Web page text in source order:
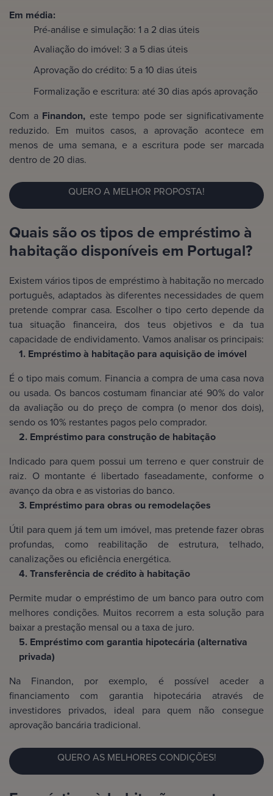
Em média:
Pré-análise e simulação: 1 a 2 dias úteis
Avaliação do imóvel: 3 a 5 dias úteis
Aprovação do crédito: 5 a 10 dias úteis
Formalização e escritura: até 30 dias após aprovação
Com aFinandon, este tempo pode ser significativamente
reduzido. Em muitos casos, a aprovação acontece em
menos de uma semana, e a escritura pode ser marcada
dentro de 20 dias.
QUERO A MELHOR PROPOSTA!
Quais são os tipos de empréstimo à
habitação disponíveis em Portugal?
Existem vários tipos de empréstimo à habitação no mercado
português, adaptados às diferentes necessidades de quem
pretende comprar casa. Escolher o tipo certo depende da
tua situação financeira, dos teus objetivos e da tua
capacidade de endividamento. Vamos analisar os principais:
1. Empréstimo à habitação para aquisição de imóvel
É o tipo mais comum. Financia a compra de uma casa nova
ou usada. Os bancos costumam financiar até 90% do valor
da avaliação ou do preço de compra (o menor dos dois),
sendo os 10% restantes pagos pelo comprador.
2. Empréstimo para construção de habitação
Indicado para quem possui um terreno e quer construir de
raiz. O montante é libertado faseadamente, conforme o
avanço da obra e as vistorias do banco.
3. Empréstimo para obras ou remodelações
Útil para quem já tem um imóvel, mas pretende fazer obras
profundas, como reabilitação de estrutura, telhado,
canalizações ou eficiência energética.
4. Transferência de crédito à habitação
Permite mudar o empréstimo de um banco para outro com
melhores condições. Muitos recorrem a esta solução para
baixar a prestação mensal ou a taxa de juro.
5. Empréstimo com garantia hipotecária (alternativa
privada)
Na Finandon, por exemplo, é possível aceder a
financiamento com garantia hipotecária através de
investidores privados, ideal para quem não consegue
aprovação bancária tradicional.
QUERO AS MELHORES CONDIÇÕES!